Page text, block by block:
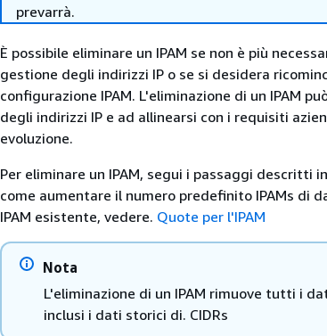
prevarrà.
È possibile eliminare un IPAM se non è più
gestione degli indirizzi IP o se si desidera
configurazione IPAM. L'eliminazione di un IPAM
degli indirizzi IP e ad allinearsi con i requisiti
evoluzione.
Per eliminare un IPAM, segui i passaggi descritti
come aumentare il numero predefinito IPAMs di
IPAM esistente, vedere. Quote per l'IPAM
Nota
L'eliminazione di un IPAM rimuove tutti i
inclusi i dati storici di. CIDRs